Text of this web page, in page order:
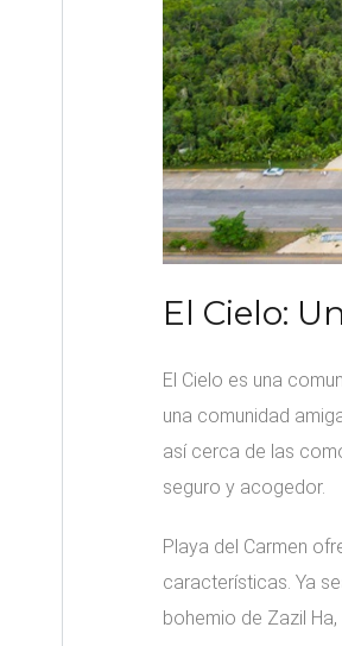
El Cielo:
El Cielo es una
una comunidad
así cerca de las
seguro y acogedor.
Playa del Carmen
características. Ya
bohemio de Zazil